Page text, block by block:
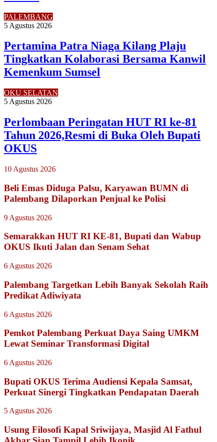
PALEMBANG
5 Agustus 2026
Pertamina Patra Niaga Kilang Plaju
Tingkatkan Kolaborasi Bersama Kanwil
Kemenkum Sumsel
OKU SELATAN
5 Agustus 2026
Perlombaan Peringatan HUT RI ke-81
Tahun 2026,Resmi di Buka Oleh Bupati
OKUS
10 Agustus 2026
Beli Emas Diduga Palsu, Karyawan BUMN di
Palembang Dilaporkan Penjual ke Polisi
9 Agustus 2026
Semarakkan HUT RI KE-81, Bupati dan Wabup
OKUS Ikuti Jalan dan Senam Sehat
6 Agustus 2026
Palembang Targetkan Lebih Banyak Sekolah Raih
Predikat Adiwiyata
6 Agustus 2026
Pemkot Palembang Perkuat Daya Saing UMKM
Lewat Seminar Transformasi Digital
6 Agustus 2026
Bupati OKUS Terima Audiensi Kepala Samsat,
Perkuat Sinergi Tingkatkan Pendapatan Daerah
5 Agustus 2026
Usung Filosofi Kapal Sriwijaya, Masjid Al Fathul